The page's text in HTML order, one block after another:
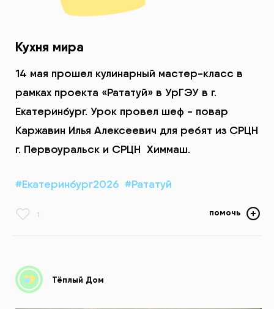
Кухня мира
14 мая прошел кулинарный мастер-класс в
рамках проекта «Рататуй» в УрГЭУ в г.
Екатеринбург. Урок провел шеф - повар
Каржавин Илья Алексеевич для ребят из СРЦН
г. Первоуральск и СРЦН Химмаш.
#Екатеринбург2026 #Рататуй
1 помочь
Тёплый Дом